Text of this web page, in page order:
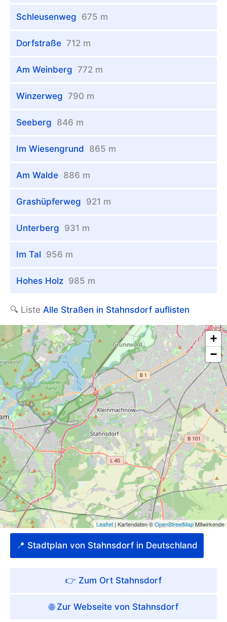
Schleusenweg 675 m
Dorfstraße 712 m
Am Weinberg 772 m
Winzerweg 790 m
Seeberg 846 m
Im Wiesengrund 865 m
Am Walde 886 m
Grashüpferweg 921 m
Unterberg 931 m
Im Tal 956 m
Hohes Holz 985 m
🔍 Liste Alle Straßen in Stahnsdorf auflisten
📍 Stadtplan von Stahnsdorf in Deutschland
👉 Zum Ort Stahnsdorf
🌐 Zur Webseite von Stahnsdorf